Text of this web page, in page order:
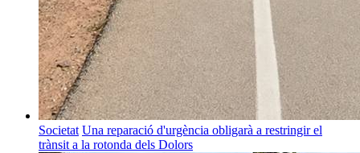
Societat Una reparació d'urgència obligarà a restringir el
trànsit a la rotonda dels Dolors